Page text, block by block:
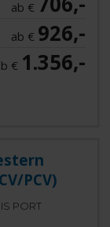
ab €
ab € 926,-
€ 1.356,-
PCV)
PORT